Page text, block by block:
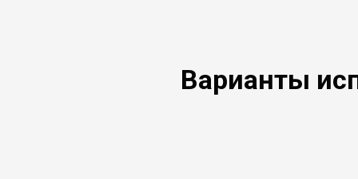
Варианты